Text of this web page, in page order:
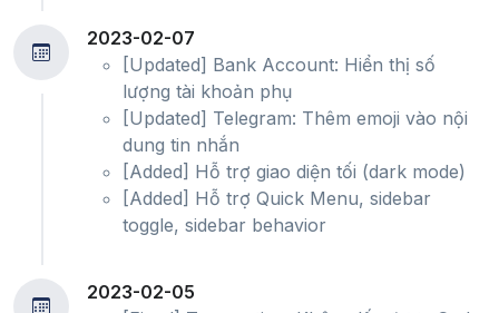
2023-02-07
[Updated] Bank Account: Hiển thị số
lượng tài khoản phụ
[Updated] Telegram: Thêm emoji vào nội
dung tin nhắn
[Added] Hỗ trợ giao diện tối (dark mode)
[Added] Hỗ trợ Quick Menu, sidebar
toggle, sidebar behavior
2023-02-05